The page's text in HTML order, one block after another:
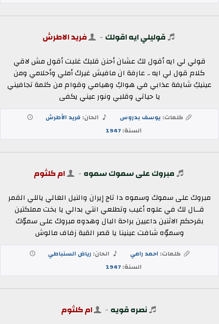
قوليلي ايه اقولك - فريد الاطرش
قولي لي ايه أقول لك عشان أحنن قلبك غلبت أقول مش لاقي
كلام قول لي ايه .. عارفة ان مافيش غيرك أملي وأحلامي ومن
عينيكِ شايفة عذابي في هواكِ وهيامي وقوام من كلمة تجافيني
يا حياتي وقلبي ونور عيني يكفى
كلمات: يوسف بدروس الحان: فريد الأطرش
السنة:1947
مبروك على سموك سموه - ام كلثوم
مبروك على سموك وسموه دا تاج إيران والنيل الغالي ياللي القمر
قــال لك في علوه أغيب وتطلعي انتي بدالي يا بخت مملكتين
بفرحكم الاثنين داعيين براحة البال وهدوه مبروك على سموّك
وسموّه شافت عينينا يا قصر القبة زفاف مالوش
كلمات: احمد رامي الحان: رياض السنباطي
السنة:1947
نصره قويه - ام كلثوم